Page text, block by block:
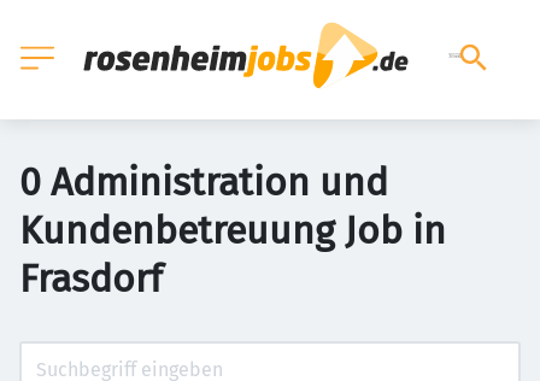
0 Administration und
Kundenbetreuung Job in
Frasdorf